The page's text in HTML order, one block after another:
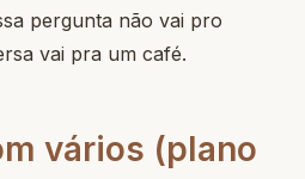
pergunta não vai pro
vai pra um café.
vários (plano